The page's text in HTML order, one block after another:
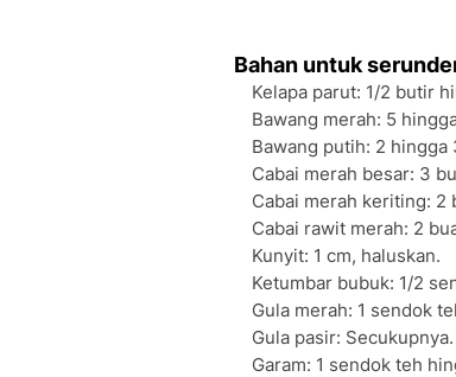
Bahan untuk
Kelapa parut: 1/2 butir
Bawang merah: 5
Bawang putih: 2 hingga
Cabai merah besar: 3
Cabai merah keriting: 2
Cabai rawit merah: 2
Kunyit: 1 cm, haluskan.
Ketumbar bubuk: 1/2
Gula merah: 1 sendok
Gula pasir: Secukupnya.
Garam: 1 sendok teh